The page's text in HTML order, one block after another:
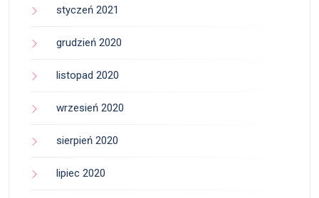
styczeń 2021
grudzień 2020
listopad 2020
wrzesień 2020
sierpień 2020
lipiec 2020